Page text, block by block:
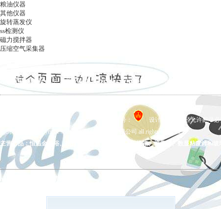
粮油仪器
其他仪器
旋转蒸发仪
ss检测仪
磁力搅拌器
压缩空气采集器
ag凯发k8国际 | 关于ag凯发k8国际 | ag凯发k8国际的产品展示
备案号：
设计制作，未经允许翻录
ag凯发k8国际 copyright © 上海五相仪器仪表有限公司 all rights reserved.
主营产品：恒温金属浴、拍打式均质器、氮吹仪、干燥箱、培养箱、数显粘度计和
ag凯发k8国际的友情链接：